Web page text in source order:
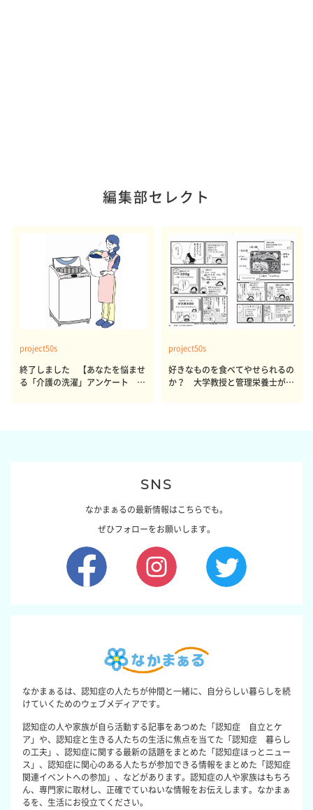
編集部セレクト
project50s
終了しました 【あなたを悩ませ
る「介護の洗濯」アンケート 体
project50s
好きなものを食べてやせられるの
か？ 大学教授と管理栄養士が出
SNS
なかまぁるの最新情報はこちらでも。
ぜひフォローをお願いします。
なかまぁるは、認知症の人たちが仲間と一緒に、自分らしい暮らしを続
けていくためのウェブメディアです。
認知症の人や家族が自ら活動する記事をあつめた「認知症 自立とケ
ア」や、認知症と生きる人たちの生活に焦点を当てた「認知症 暮らし
の工夫」、認知症に関する最新の話題をまとめた「認知症ほっとニュー
ス」、認知症に関心のある人たちが参加できる情報をまとめた「認知症
関連イベントへの参加」、などがあります。認知症の人や家族はもちろ
ん、専門家に取材し、正確でていねいな情報をお伝えします。なかまぁ
るを、生活にお役立てください。